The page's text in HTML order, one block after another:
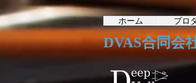
ホーム プロ
DVAS合同会